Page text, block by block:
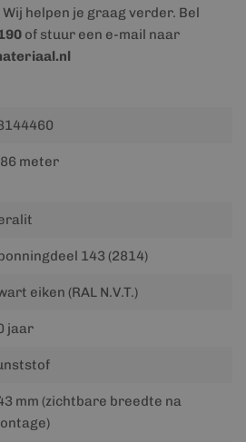
helpen je graag verder. Bel
of stuur een e-mail naar
meter
143 (2814)
eiken (RAL N.V.T.)
jaar
mm (zichtbare breedte na